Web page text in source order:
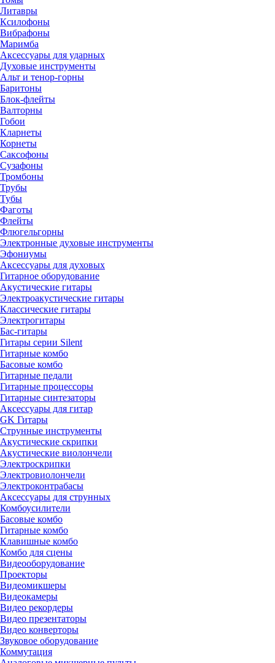
Литавры
Ксилофоны
Вибрафоны
Маримба
Аксессуары для ударных
Духовые инструменты
Альт и тенор-горны
Баритоны
Блок-флейты
Валторны
Гобои
Кларнеты
Корнеты
Саксофоны
Сузафоны
Тромбоны
Трубы
Тубы
Фаготы
Флейты
Флюгельгорны
Электронные духовые инструменты
Эфониумы
Аксессуары для духовых
Гитарное оборудование
Акустические гитары
Электроакустические гитары
Классические гитары
Электрогитары
Бас-гитары
Гитары серии Silent
Гитарные комбо
Басовые комбо
Гитарные педали
Гитарные процессоры
Гитарные синтезаторы
Аксессуары для гитар
GK Гитары
Струнные инструменты
Акустические скрипки
Акустические виолончели
Электроскрипки
Электровиолончели
Электроконтрабасы
Аксессуары для струнных
Комбоусилители
Басовые комбо
Гитарные комбо
Клавишные комбо
Комбо для сцены
Видеооборудование
Проекторы
Видеомикшеры
Видеокамеры
Видео рекордеры
Видео презентаторы
Видео конверторы
Звуковое оборудование
Коммутация